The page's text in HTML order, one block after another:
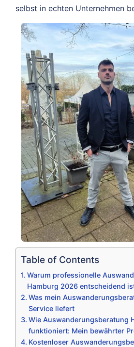
selbst in echten Unternehmen
Table of Contents
Warum professionelle
Hamburg 2026 entscheidend
Was mein
Service liefert
Wie Auswanderungsberatung
funktioniert: Mein bewährter
Kostenloser